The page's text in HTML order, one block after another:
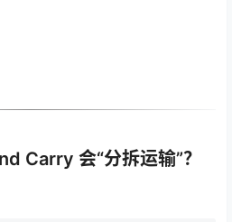
Carry 会“分拆运输”？